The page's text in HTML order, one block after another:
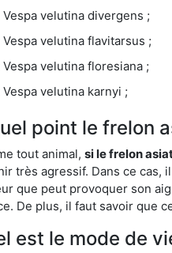
Vespa velutina divergens ;
Vespa velutina flavitarsus ;
Vespa velutina floresiana ;
Vespa velutina karnyi ;
point le frelon
tout animal, si le frelon
très agressif. Dans ce cas,
que peut provoquer son
De plus, il faut savoir que
est le mode de